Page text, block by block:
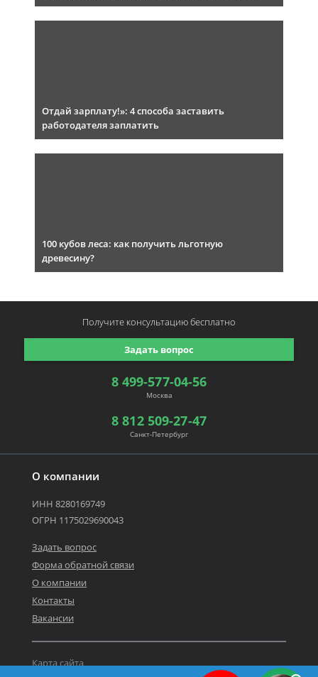
Отдай зарплату!»: 4 способа заставить
работодателя заплатить
100 кубов леса: как получить льготную
древесину?
О компании
ИНН 8280169749
ОГРН 1175029690043
Задать вопрос
Форма обратной связи
О компании
Контакты
Вакансии
Карта сайта
8 499-577-04-56
Москва
8 812 509-27-47
Санкт-Петербург
Задать вопрос
Получите консультациюбесплатно